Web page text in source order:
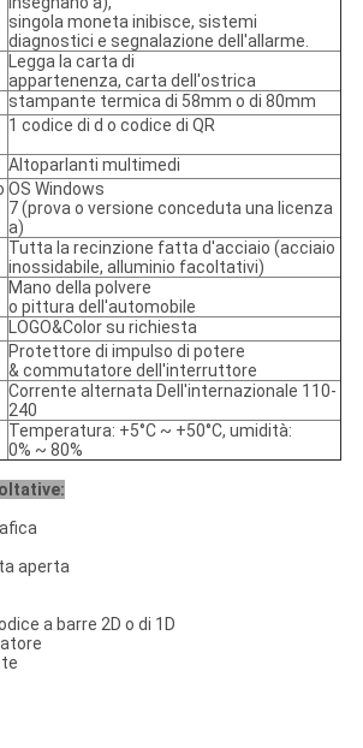
singola moneta inibisce, sistemi
diagnostici e segnalazione dell'allarme.
Legga la carta di
appartenenza, carta dell'ostrica
stampante termica di 58mm o di 80mm
1 codice di d o codice di QR
Altoparlanti multimedi
OS Windows
7 (prova o versione conceduta una licenza
a)
Tutta la recinzione fatta d'acciaio (acciaio
inossidabile, alluminio facoltativi)
Mano della polvere
o pittura dell'automobile
LOGO&Color su richiesta
Protettore di impulso di potere
& commutatore dell'interruttore
Corrente alternata Dell'internazionale 110-
240
Temperatura: +5°C ~ +50°C, umidità:
0% ~ 80%
aperta
a barre 2D o di 1D